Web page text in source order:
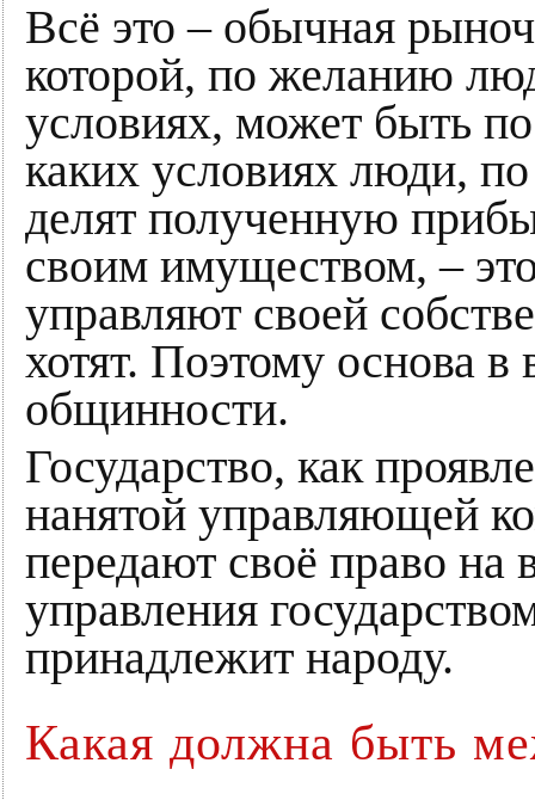
Всё это – обычная
которой, по желанию
условиях, может быть
каких условиях люди,
делят полученную
своим имуществом, –
управляют своей
хотят. Поэтому основа
общинности.
Государство, как
нанятой управляющей
передают своё право на
управления
принадлежит народу.
Какая должна быть